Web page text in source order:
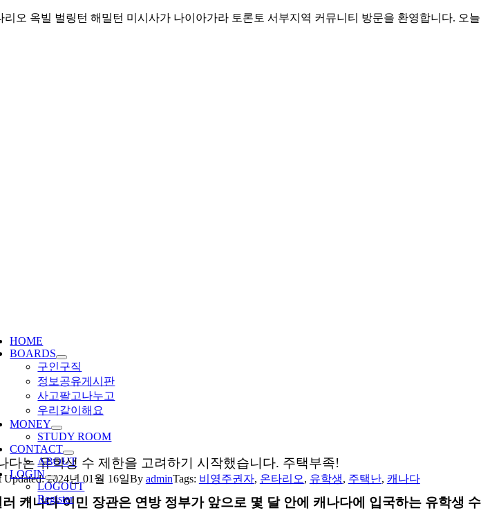
Skip
리오 옥빌 벌링턴 해밀턴 미시사가 나이아가라 토론토 서부지역 커뮤니티 방문을 환영합니다. 오늘
HOME
BOARDS
구인구직
정보공유게시판
사고팔고나누고
우리같이해요
MONEY
STUDY ROOM
CONTACT
ABOUT
LOGIN
LOGOUT
Register
다는 유학생 수 제한을 고려하기 시작했습니다. 주택부족!
Updated: 2024년 01월 16일By adminTags: 비영주권자, 온타리오, 유학생, 주택난, 캐나다
캐나다 이민 장관은 연방 정부가 앞으로 몇 달 안에 캐나다에 입국하는 유학생